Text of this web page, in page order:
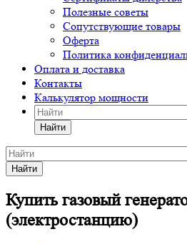
Полезные советы
Сопутствующие товары
Оферта
Политика
Оплата и доставка
Контакты
Калькулятор мощности
Найти
Найти
Купить газовый
(электростанцию)